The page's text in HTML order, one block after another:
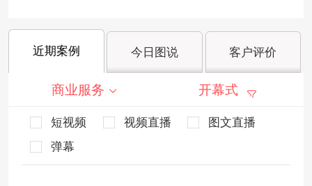
近期案例 今日图说 客户评价
商业服务 开幕式
短视频 视频直播
图文直播
弹幕